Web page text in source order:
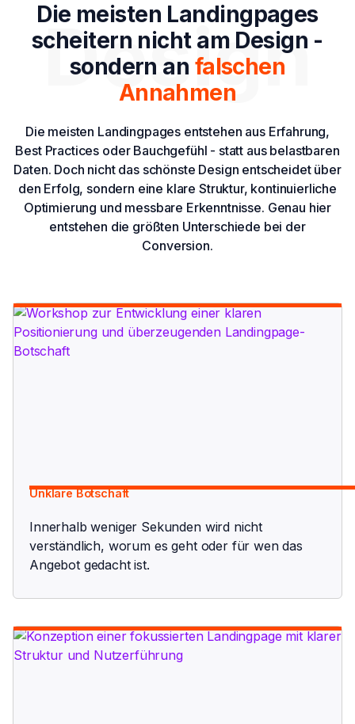
Die meisten Landingpages
scheitern nicht am Design -
sondern an falschen
Annahmen
Die meisten Landingpages entstehen aus Erfahrung,
Best Practices oder Bauchgefühl - statt aus belastbaren
Daten. Doch nicht das schönste Design entscheidet über
den Erfolg, sondern eine klare Struktur, kontinuierliche
Optimierung und messbare Erkenntnisse. Genau hier
entstehen die größten Unterschiede bei der
Conversion.
Design
Unklare Botschaft
Innerhalb weniger Sekunden wird nicht
verständlich, worum es geht oder für wen das
Angebot gedacht ist.